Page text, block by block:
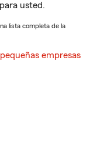
usted.
lista completa de la
empresas